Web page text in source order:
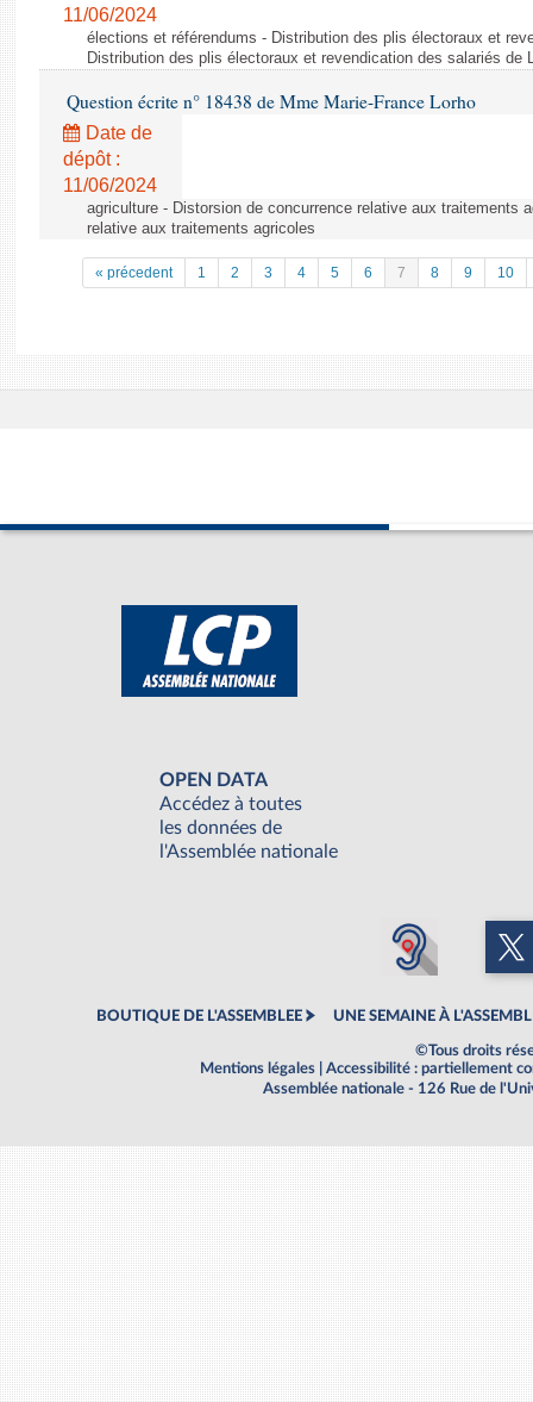
11/06/2024
élections et référendums - Distribution des plis électoraux et
Distribution des plis électoraux et revendication des salariés de
Question écrite n° 18438 de Mme Marie-France Lorho
Date de
dépôt :
11/06/2024
agriculture - Distorsion de concurrence relative aux traitements
relative aux traitements agricoles
« précedent 1 2 3 4 5 6 7 8 9 10
OPEN DATA
Accédez à toutes
les données de
l'Assemblée nationale
BOUTIQUE DE L'ASSEMBLEE UNE SEMAINE À
©Tous droits
Mentions légales
Accessibilité : partiellement
Assemblée nationale - 126 Rue de